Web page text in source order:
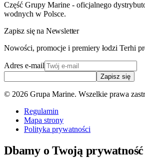
Część Grupy Marine - oficjalnego
wodnych w Polsce.
Zapisz się na Newsletter
Nowości, promocje i premiery łodzi Terhi
Adres e-mail
Zapisz się
© 2026 Grupa Marine. Wszelkie prawa
Regulamin
Mapa strony
Polityka prywatności
Dbamy o Twoją prywatność